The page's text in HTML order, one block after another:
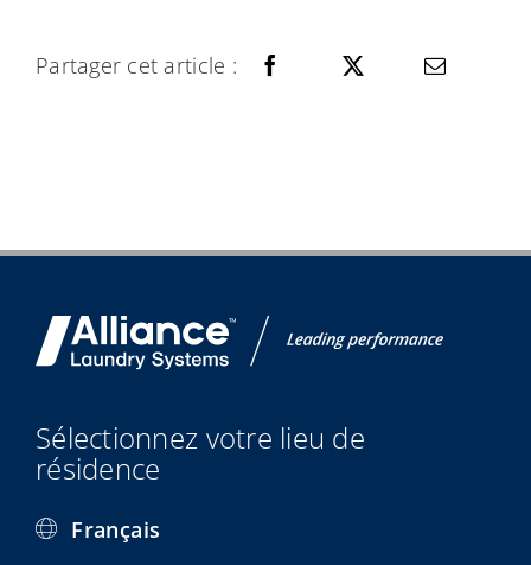
Partager cet article :
Sélectionnez votre lieu de
résidence
Français